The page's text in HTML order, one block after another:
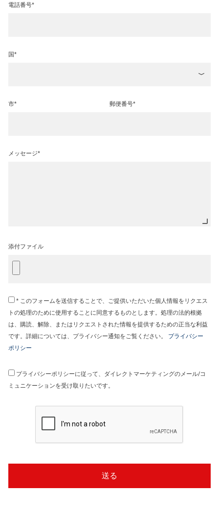
電話番号*
国*
市* 郵便番号*
メッセージ*
添付ファイル
* このフォームを送信することで、ご提供いただいた個人情報をリクエス
トの処理のために使用することに同意するものとします。処理の法的根拠
は、購読、解除、またはリクエストされた情報を提供するための正当な利益
です。詳細については、プライバシー通知をご覧ください。 プライバシー
ポリシー
プライバシーポリシーに従って、ダイレクトマーケティングのメール/コ
ミュニケーションを受け取りたいです。